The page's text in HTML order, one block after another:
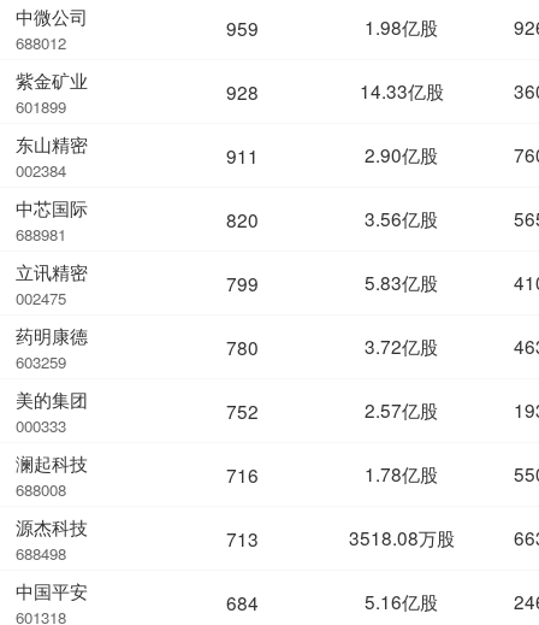
中微公司
688012
紫金矿业
601899
东山精密
002384
中芯国际
688981
立讯精密
002475
药明康德
603259
美的集团
000333
澜起科技
688008
源杰科技
688498
中国平安
601318
959 1.98亿股
928 14.33亿股
911 2.90亿股
820 3.56亿股
799 5.83亿股
780 3.72亿股
752 2.57亿股
716 1.78亿股
713 3518.08万股
684 5.16亿股